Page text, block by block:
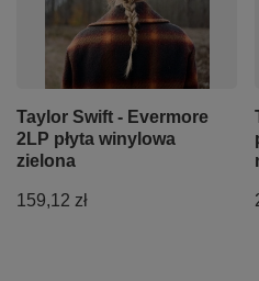
Taylor Swift - Evermore
2LP płyta winylowa
zielona
159,12 zł